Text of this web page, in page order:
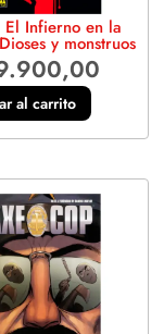
El Infierno en la
y monstruos
al carrito